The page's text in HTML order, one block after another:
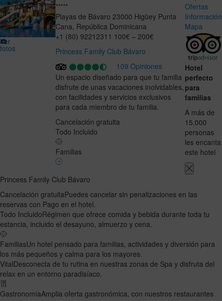
Ver
fotos
*****
Playas de Bávaro 23000 Higüey Punta
Cana República Dominicana
+1 (80) 92212311 100€ – 200€
Princess Family Club Bávaro
109 Opiniones
Un espacio diseñado para que tu familia
disfrute de unas vacaciones inolvidables,
con facilidades y servicios exclusivos
para cada miembro de tu familia.
Cancelación gratuita
Todo Incluido
Familias
Ofertas
Información
Mapa
Hotel
perfecto
para
familias
A más de
15.000
personas
les encanta
este hotel
Princess Family Club Bávaro
Cancelación gratuitaPuedes cancelar sin penalizaciones en las
reservas con Pago en el hotel.
Todo IncluidoRégimen que ofrece comida y bebida durante toda tu
estancia, incluido el desayuno, almuerzo y cena.
FamiliasUn hotel pensado para familias, actividades y diversión para
los más pequeños y calma para los mayores.
VitalDesconecta de tu rutina en nuestras zonas de Spa y disfruta del
relax en un entorno paradisíaco.
GastronomíaAmplia oferta gastronómica, con nuestros restaurantes